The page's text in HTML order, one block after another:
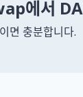
에서
면 충분합니다.